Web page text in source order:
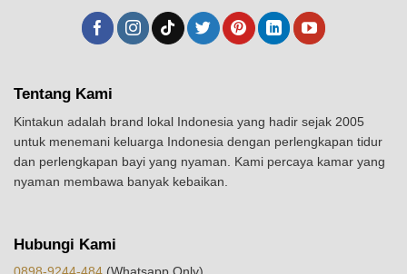
Tentang Kami
Kintakun adalah brand lokal Indonesia yang hadir sejak 2005
untuk menemani keluarga Indonesia dengan perlengkapan tidur
dan perlengkapan bayi yang nyaman. Kami percaya kamar yang
nyaman membawa banyak kebaikan.
Hubungi Kami